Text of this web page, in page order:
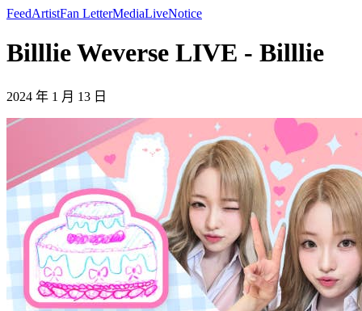
FeedArtistFan LetterMediaLiveNotice
Billlie Weverse LIVE - Billlie
2024 年 1 月 13 日